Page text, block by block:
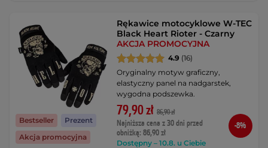
Bestseller
Prezent
Akcja promocyjna
Rękawice motocyklowe W-TEC
Black Heart Rioter - Czarny
AKCJA PROMOCYJNA
4.9 (16)
Oryginalny motyw graficzny,
elastyczny panel na nadgarstek,
wygodna podszewka.
79,90 zł 86,90 zł
Najniższa cena z 30 dni przed
obniżką: 86,90 zł
Dostępny – 10.8. u Ciebie
-8%